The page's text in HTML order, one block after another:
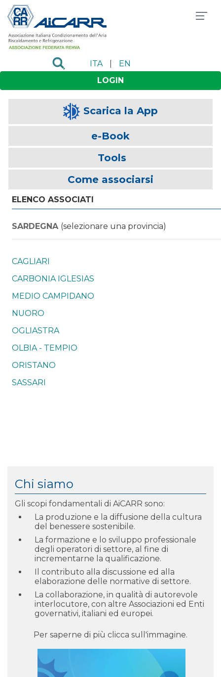
ITA
EN
LOGIN
Scarica la App
e-Book
Tools
Come associarsi
Chi siamo
Gli scopi fondamentali di AiCARR sono:
La produzione e la diffusione della cultura
del benessere sostenibile.
La formazione e lo sviluppo professionale
degli operatori di settore, al fine di
incrementarne la qualificazione.
Il contributo alla discussione ed alla
elaborazione delle normative di settore.
La collaborazione, in qualità di autorevole
interlocutore, con altre Associazioni ed Enti
governativi, italiani ed europei.
Per saperne di più clicca sull'immagine.
ELENCO ASSOCIATI
SARDEGNA (selezionare una provincia)
CAGLIARI
CARBONIA IGLESIAS
MEDIO CAMPIDANO
NUORO
OGLIASTRA
OLBIA - TEMPIO
ORISTANO
SASSARI